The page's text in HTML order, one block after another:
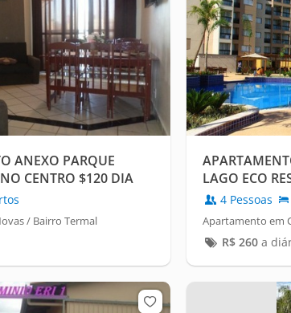
ANEXO PARQUE
CENTRO $120 DIA
/ Bairro Termal
LAGO ECO
4 Pessoas
Apartamento em
R$ 260a